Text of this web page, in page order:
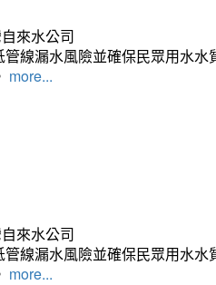
來水公司
線漏水風險並確保民眾用水
more...
來水公司
線漏水風險並確保民眾用水
more...